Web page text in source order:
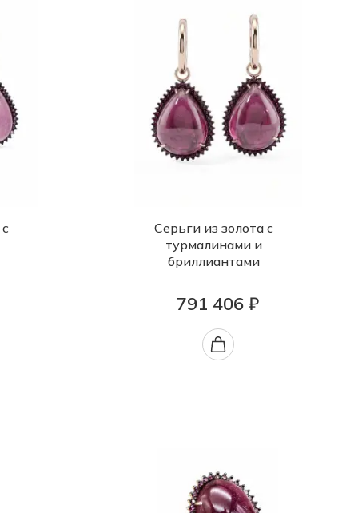
Серьги из золота с
турмалинами и
бриллиантами
791 406 ₽